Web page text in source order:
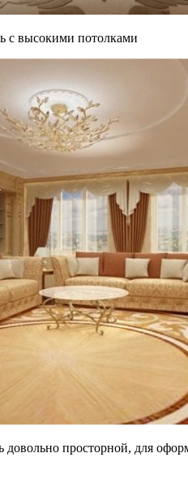
с высокими потолками
довольно просторной, для